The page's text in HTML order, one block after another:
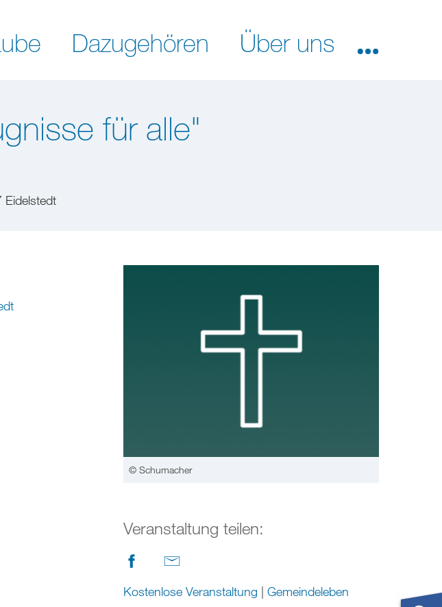
Dazugehören Über uns
für alle"
Eidelstedt
© Schumacher
Veranstaltung teilen:
Kostenlose Veranstaltung | Gemeindeleben